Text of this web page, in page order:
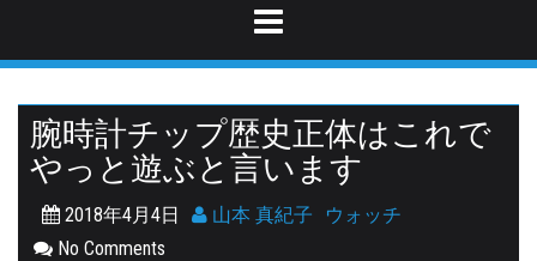
腕時計チップ歴史正体はこれで
やっと遊ぶと言います
2018年4月4日 山本 真紀子
ウォッチ
No Comments